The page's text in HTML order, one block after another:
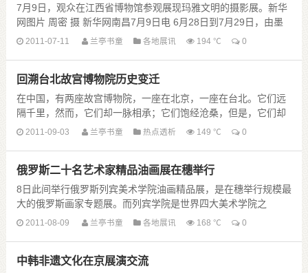
7月9日，观众在江西省博物馆参观展现玛雅文明的摄影展。新华
网图片 周密 摄 新华网南昌7月9日电 6月28日到7月29日，由墨
西哥驻广州总领事馆、江西省博物馆主......
2011-07-11 兰亭书童 各地展讯 194 ℃ 0
回溯台北故宫博物院历史变迁
在中国，有两座故宫博物院，一座在北京，一座在台北。它们远
隔千里，然而，它们却一脉相承；它们饱经沧桑，但是，它们却
承担相同的使命。 不过，与偌大的北京故宫有所不......
2011-09-03 兰亭书童 热点透析 149 ℃ 0
俄罗斯二十名艺术家精品油画展在穗举行
8日此间举行俄罗斯列宾美术学院油画精品展，是在穗举行规模最
大的俄罗斯画家专题展。而列宾学院是世界四大美术学院之
一。 俄罗斯列宾美术学院油画精品展在广州锦汉展览......
2011-08-09 兰亭书童 各地展讯 168 ℃ 0
中韩非遗文化在京展演交流